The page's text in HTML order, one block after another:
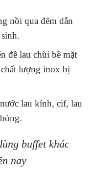
nồi qua đêm dẫn
đề lau chùi bề mặt
lượng inox bị
lau kính, cif, lau
buffetkhác
nay